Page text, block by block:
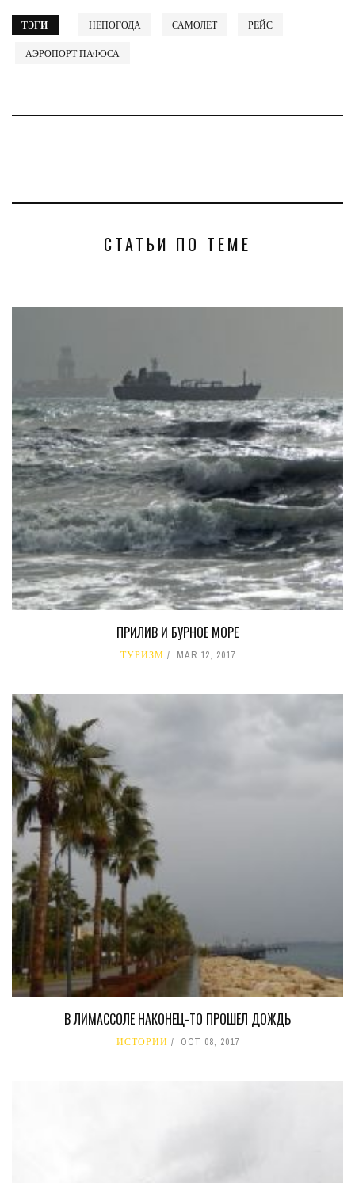
ТЭГИ НЕПОГОДА САМОЛЕТ РЕЙС
АЭРОПОРТ ПАФОСА
СТАТЬИ ПО ТЕМЕ
ПРИЛИВ И БУРНОЕ МОРЕ
ТУРИЗМ MAR 12, 2017
В ЛИМАССОЛЕ НАКОНЕЦ-ТО ПРОШЕЛ ДОЖДЬ
ИСТОРИИ OCT 08, 2017